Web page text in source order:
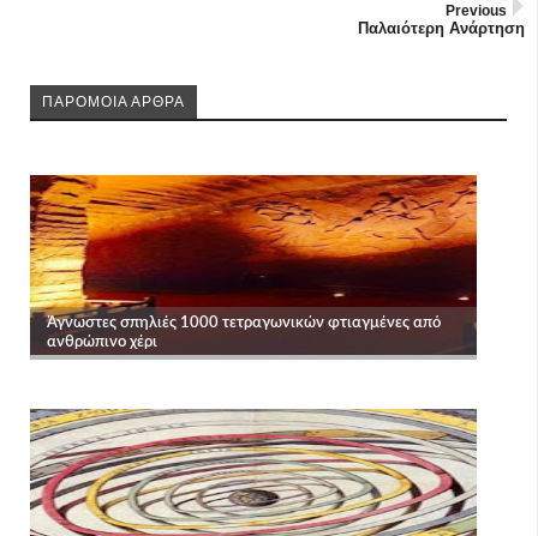
Previous
Παλαιότερη Ανάρτηση
ΠΑΡΟΜΟΙΑ ΑΡΘΡΑ